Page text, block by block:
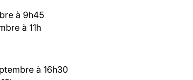
à 9h45
à 11h
à 16h30